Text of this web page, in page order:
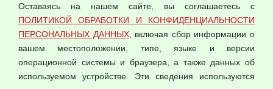
Согласием на обработку персональных данных
Оферта оптовой купли-продажи
Публичная оферта
Оставаясь на нашем сайте, вы соглашаетесь с
ПОЛИТИКОЙ ОБРАБОТКИ И КОНФИДЕНЦИАЛЬНОСТИ
ПЕРСОНАЛЬНЫХ ДАННЫХ, включая сбор информации о
вашем местоположении, типе, языке и версии
операционной системы и браузера, а также данных об
используемом устройстве. Эти сведения используются